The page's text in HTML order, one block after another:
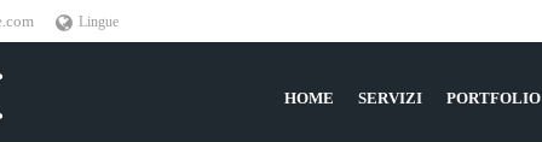
Lingue
HOME SERVIZI PORTFOLIO